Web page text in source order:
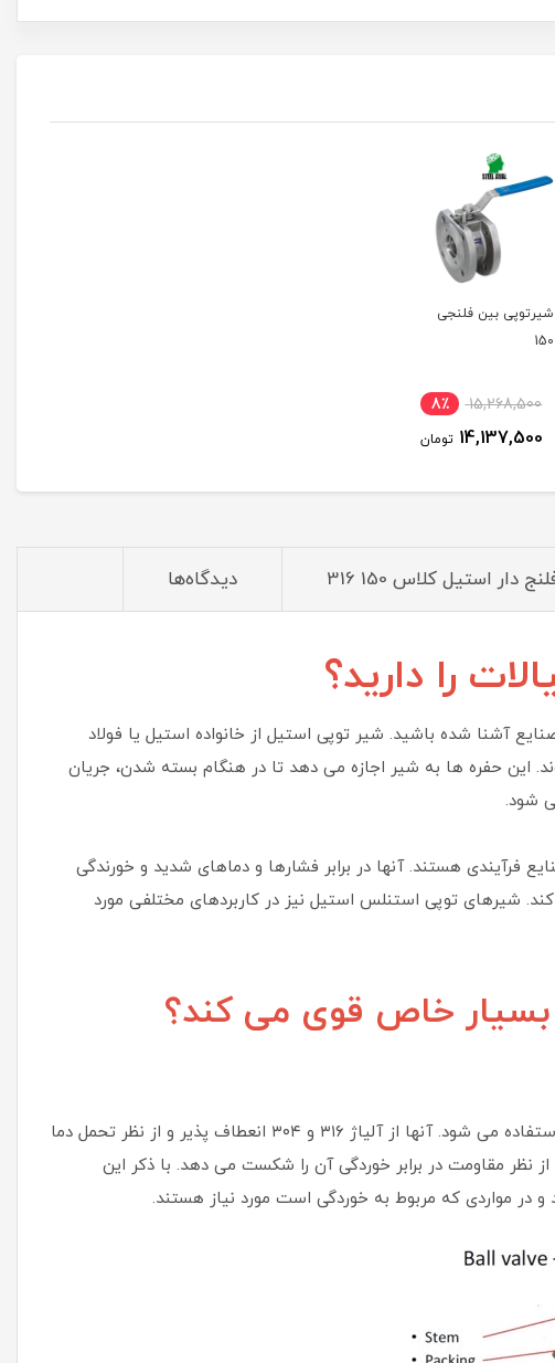
شیرتوپی بین فلنجی
150
15,268,500 8٪
14,137,500 تومان
دار استیل کلاس 150 316 دیدگاه‌ها
را دارید؟
آشنا شده باشید. شیر توپی استیل از خانواده استیل یا فولاد
حفره ها به شیر اجازه می دهد تا در هنگام بسته شدن، جریان
شود.
فرآیندی هستند. آنها در برابر فشارها و دماهای شدید و خورندگی
شیرهای توپی استنلس استیل نیز در کاربردهای مختلفی مورد
بسیار خاص قوی می کند؟
از آلیاژ ۳۱۶ و ۳۰۴ انعطاف پذیر و
از نظر تحمل دما
نظر مقاومت در برابر خوردگی آن را شکست می دهد. با ذکر این
در مواردی که مربوط به خوردگی است مورد نیاز هستند.